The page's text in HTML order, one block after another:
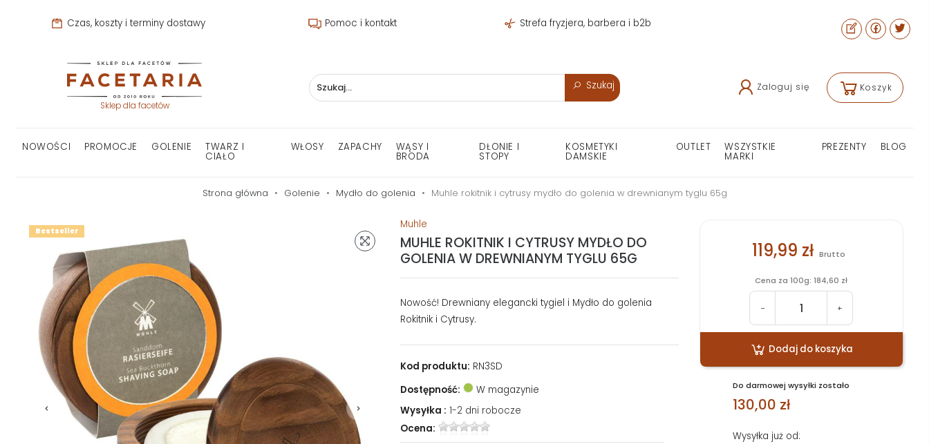
Czas, koszty i terminy dostawy Pomoc i kontakt Strefa fryzjera, barbera i b2b
Sklep dla facetów
Szukaj Zaloguj się Koszyk
NOWOŚCI PROMOCJE GOLENIE TWARZ I
CIAŁO
WŁOSY ZAPACHY WĄSY I
BRODA
DŁONIE I
STOPY
KOSMETYKI
DAMSKIE
OUTLET WSZYSTKIE
MARKI
PREZENTY BLOG
Strona główna Golenie Mydło do golenia Muhle rokitnik i cytrusy mydło do golenia w drewnianym tyglu 65g
Bestseller
Muhle
MUHLE ROKITNIK I CYTRUSY MYDŁO DO
GOLENIA W DREWNIANYM TYGLU 65G
Nowość! Drewniany elegancki tygiel i Mydło do golenia
Rokitnik i Cytrusy.
Kod produktu: RN3SD
Dostępność:
W magazynie
Wysyłka : 1-2 dni robocze
Ocena:
119,99 zł Brutto
Cena za 100g: 184,60 zł
- +
Dodaj do koszyka
Do darmowej wysyłki zostało
130,00 zł
Wysyłka już od: